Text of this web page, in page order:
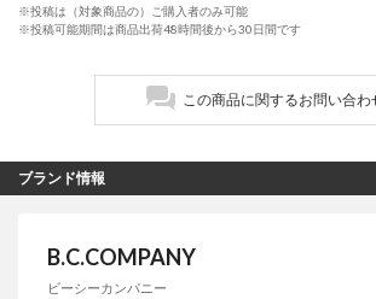
※投稿は（対象商品の）ご購入者のみ可能
※投稿可能期間は商品出荷48時間後から30日間です
この商品に関するお問い合わ
ブランド情報
B.C.COMPANY
ビーシーカンパニー